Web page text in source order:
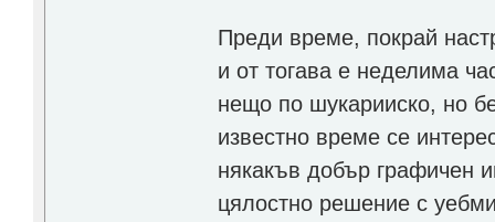
Преди време, покрай
и от тогава е неделима
нещо по шукарииско, но
известно време се
някакъв добър графичен
цялостно решение с